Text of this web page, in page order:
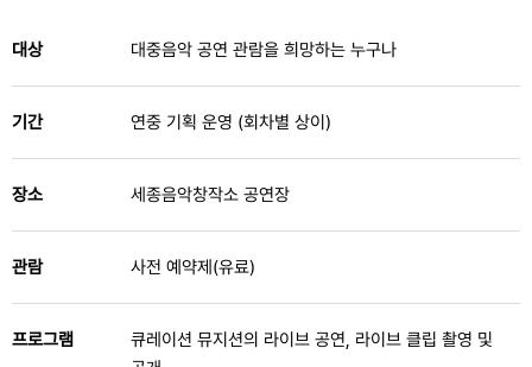
대상 대중음악 공연 관람을 희망하는 누구나
기간 연중 기획 운영 (회차별 상이)
장소 세종음악창작소 공연장
관람 사전 예약제(유료)
프로그램
큐레이션 뮤지션의 라이브 공연, 라이브 클립 촬영 및